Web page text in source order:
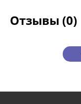
Отзывы (0)